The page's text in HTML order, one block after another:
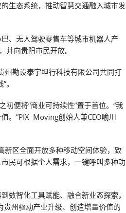
生态系统，推动智慧交通融入城市发
、无人驾驶零售车等城市机器人产
并向贵阳市民开放。
勘设泰宇坦行科技有限公司共同打
。
初便将“商业可持续性”置于首位。“我
。”PIX Moving创始人兼CEO喻川
区全面开放多种移动空间体验，致
民可根据个人需求，一键呼叫多种功
数智化工具赋能、融合新业态探索，
贵州驱动产业升级、创造增量价值的